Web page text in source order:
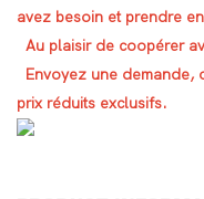
avez besoin et prendre
Au plaisir de coopérer
Envoyez une demande,
prix réduits exclusifs.